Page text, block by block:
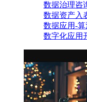
数据治理咨
数据资产入
数据应用-
数字化应用